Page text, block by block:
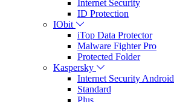
Internet Security
ID Protection
IObit
iTop Data Protector
Malware Fighter Pro
Protected Folder
Kaspersky
Internet Security Android
Standard
Plus